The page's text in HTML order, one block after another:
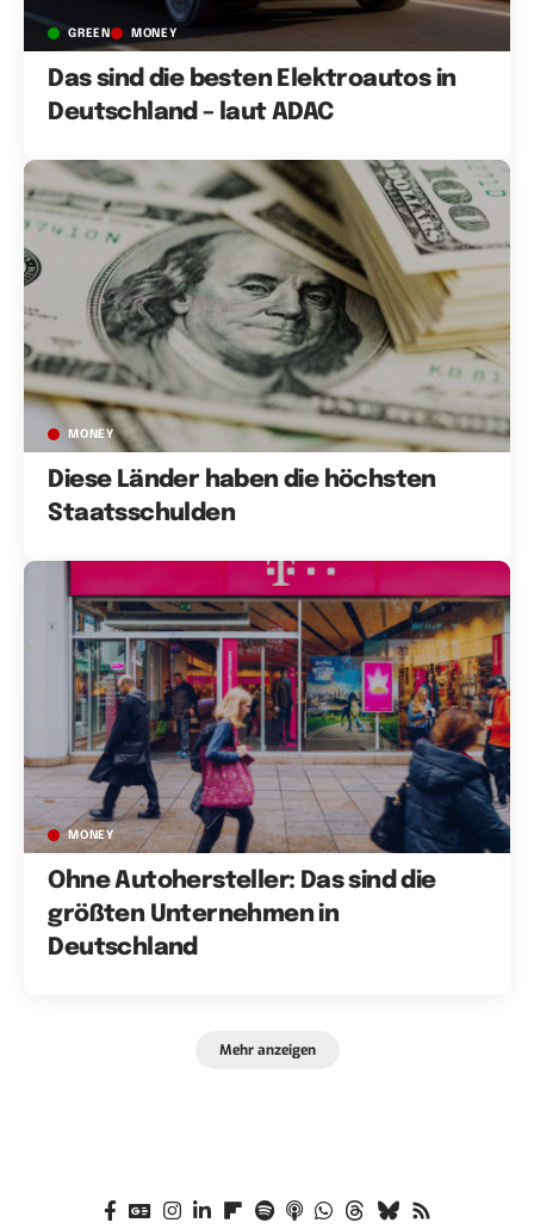
GREEN MONEY
Das sind die besten Elektroautos in
Deutschland – laut ADAC
MONEY
Diese Länder haben die höchsten
Staatsschulden
MONEY
Ohne Autohersteller: Das sind die
größten Unternehmen in
Deutschland
Mehr anzeigen